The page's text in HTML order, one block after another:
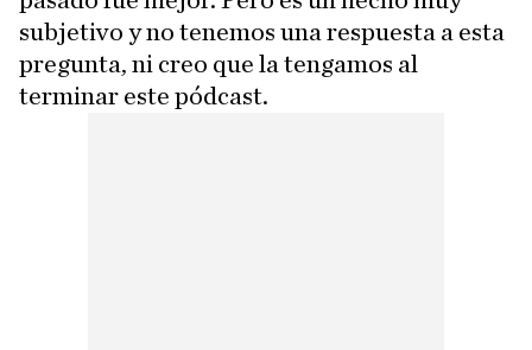
subjetivo y no tenemos una respuesta a esta
pregunta, ni creo que la tengamos al
terminar este pódcast.